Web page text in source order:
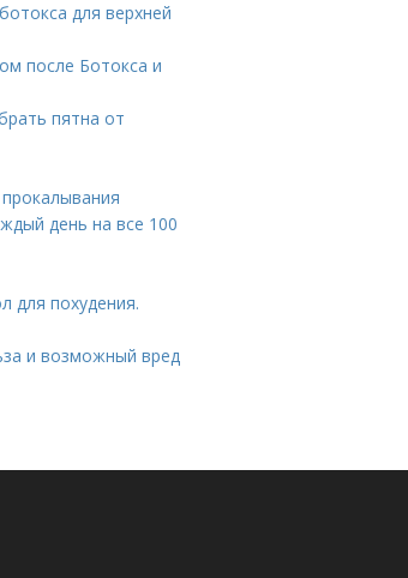
для верхней
после Ботокса и
пятна от
день на все 100
для похудения.
и возможный вред